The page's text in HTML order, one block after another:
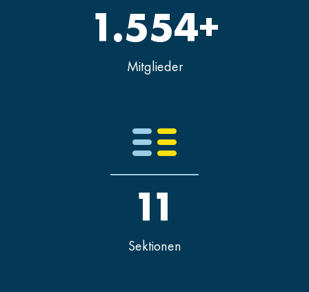
Mitglieder
1.554+
Sektionen
11